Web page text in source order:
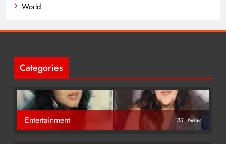
World
Categories
Entertainment 33 News